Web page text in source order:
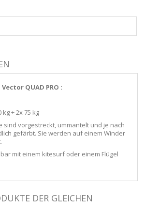
QUAD PRO :
+ 2x 75 kg
sind vorgestreckt, ummantelt und je nach
gefärbt. Sie werden auf einem Winder
mit einem kitesurf oder einem Flügel
DER GLEICHEN